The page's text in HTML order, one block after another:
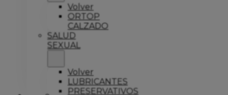
Volver
ORTOP
CALZADO
SALUD
SEXUAL
Volver
LUBRICANTES
PRESERVATIVOS